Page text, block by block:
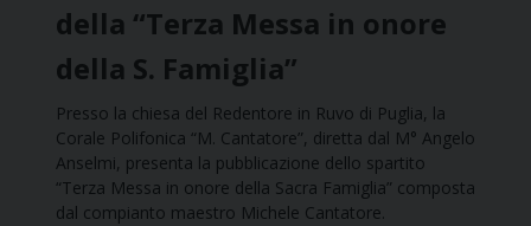
della “Terza Messa in onore
della S. Famiglia”
Presso la chiesa del Redentore in Ruvo di Puglia, la
Corale Polifonica “M. Cantatore”, diretta dal M° Angelo
Anselmi, presenta la pubblicazione dello spartito
“Terza Messa in onore della Sacra Famiglia” composta
dal compianto maestro Michele Cantatore.